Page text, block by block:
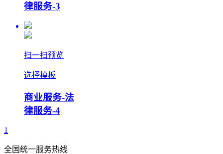
律服务-3
扫一扫预览
选择模板
商业服务-法
律服务-4
1
全国统一服务热线